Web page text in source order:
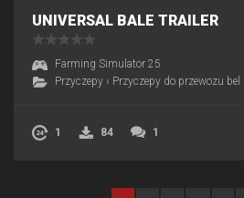
UNIVERSAL BALE TRAILER
Farming Simulator 25
Przyczepy › Przyczepy do przewozu bel
1 84 1